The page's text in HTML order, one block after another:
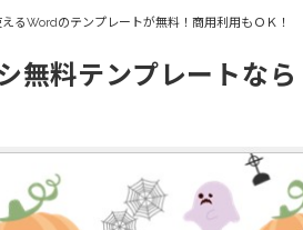
るWordのテンプレートが無料！商用利用もＯＫ！
無料テンプレートなら